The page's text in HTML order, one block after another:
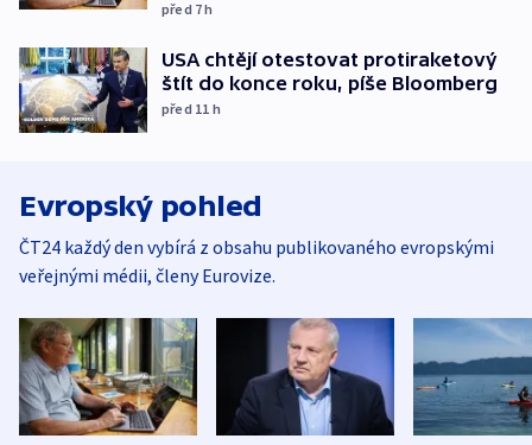
před 7h
USA chtějí otestovat protiraketový
štít do konce roku, píše Bloomberg
před 11 h
Evropský pohled
ČT24 každý den vybírá z obsahu publikovaného evropskými
veřejnými médii, členy Eurovize.